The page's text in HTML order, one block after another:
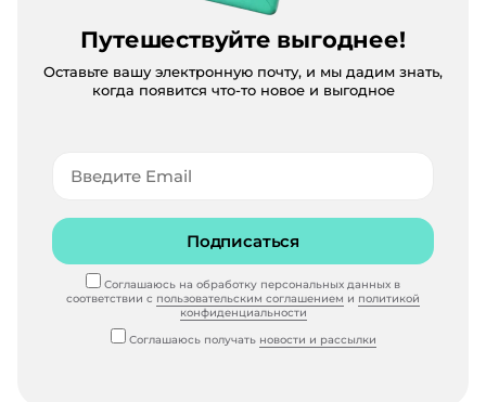
Путешествуйте выгоднее!
Оставьте вашу электронную почту, и мы дадим знать,
когда появится что-то новое и выгодное
Подписаться
Соглашаюсь на обработку персональных данных в
соответствии с пользовательским соглашением и политикой
конфиденциальности
Соглашаюсь получать новости и рассылки